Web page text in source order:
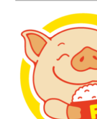
プー
豊中
化してます